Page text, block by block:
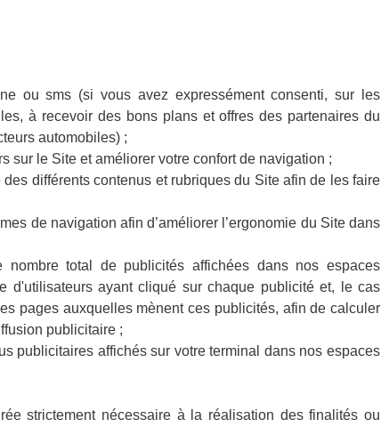
ou sms (si vous avez expressément consenti, sur les
à recevoir des bons plans et offres des partenaires du
automobiles) ;
sur le Site et améliorer votre confort de navigation ;
différents contenus et rubriques du Site afin de les faire
de navigation afin d’améliorer l’ergonomie du Site dans
total de publicités affichées dans nos espaces
d'utilisateurs ayant cliqué sur chaque publicité et, le cas
pages auxquelles mènent ces publicités, afin de calculer
publicitaire ;
publicitaires affichés sur votre terminal dans nos espaces
strictement nécessaire à la réalisation des finalités ou